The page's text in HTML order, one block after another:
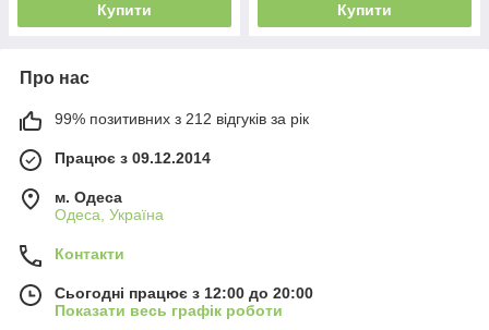
Купити Купити
Про нас
99% позитивних з 212 відгуків за рік
Працює з 09.12.2014
м. Одеса
Одеса, Україна
Контакти
Сьогодні працює з 12:00 до 20:00
Показати весь графік роботи